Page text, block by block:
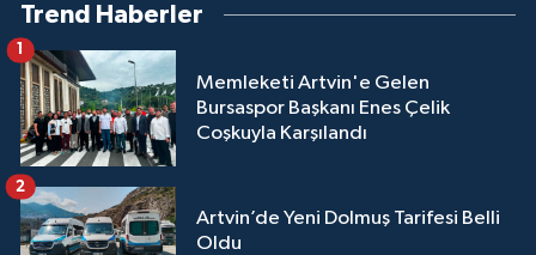
Trend Haberler
Memleketi Artvin'e Gelen
Bursaspor Başkanı Enes Çelik
Coşkuyla Karşılandı
1
Artvin’de Yeni Dolmuş Tarifesi Belli
Oldu
2